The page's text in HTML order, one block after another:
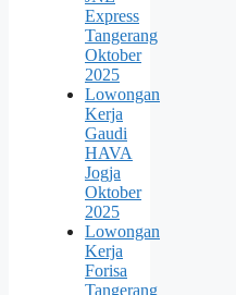
Express
Tangerang
Oktober
2025
Lowongan
Kerja
Gaudi
HAVA
Jogja
Oktober
2025
Lowongan
Kerja
Forisa
Tangerang